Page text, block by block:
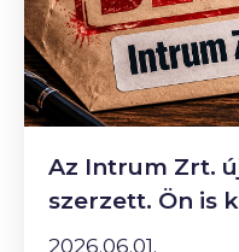
Az Intrum Zrt.
szerzett. Ön is
2026.06.01.